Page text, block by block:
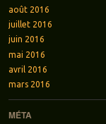
août 2016
juillet 2016
juin 2016
mai 2016
avril 2016
mars 2016
MÉTA